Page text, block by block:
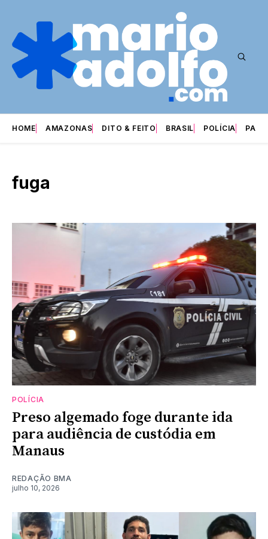
HOME AMAZONAS DITO & FEITO BRASIL POLÍCIA
fuga
POLÍCIA
Preso algemado foge durante ida
para audiência de custódia em
Manaus
REDAÇÃO BMA
julho 10, 2026